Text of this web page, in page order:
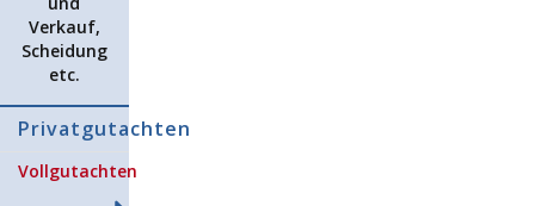
Verkauf,
Scheidung
etc.
Privatgutachten
Vollgutachten